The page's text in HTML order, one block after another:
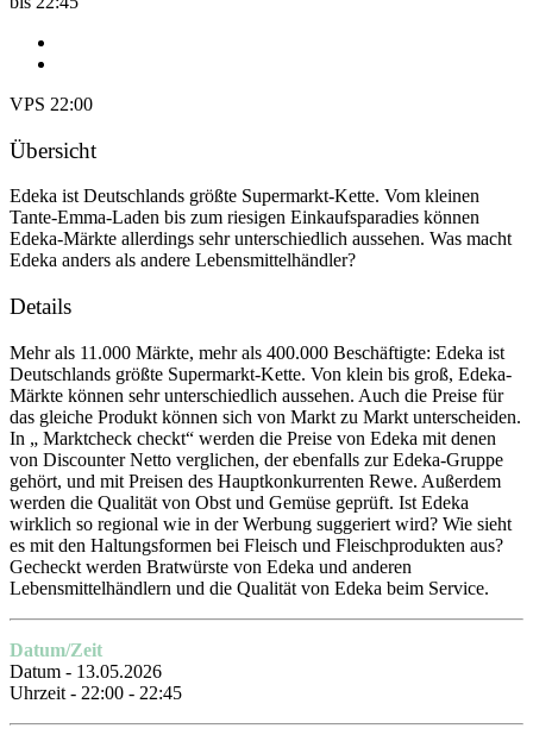
VPS 22:00
Übersicht
Edeka ist Deutschlands größte Supermarkt-Kette. Vom kleinen
Tante-Emma-Laden bis zum riesigen Einkaufsparadies können
Edeka-Märkte allerdings sehr unterschiedlich aussehen. Was macht
Edeka anders als andere Lebensmittelhändler?
Details
Mehr als 11.000 Märkte, mehr als 400.000 Beschäftigte: Edeka ist
Deutschlands größte Supermarkt-Kette. Von klein bis groß, Edeka-
Märkte können sehr unterschiedlich aussehen. Auch die Preise für
das gleiche Produkt können sich von Markt zu Markt unterscheiden.
In „ Marktcheck checkt“ werden die Preise von Edeka mit denen
von Discounter Netto verglichen, der ebenfalls zur Edeka-Gruppe
gehört, und mit Preisen des Hauptkonkurrenten Rewe. Außerdem
werden die Qualität von Obst und Gemüse geprüft. Ist Edeka
wirklich so regional wie in der Werbung suggeriert wird? Wie sieht
es mit den Haltungsformen bei Fleisch und Fleischprodukten aus?
Gecheckt werden Bratwürste von Edeka und anderen
Lebensmittelhändlern und die Qualität von Edeka beim Service.
Datum/Zeit
Datum - 13.05.2026
Uhrzeit - 22:00 - 22:45